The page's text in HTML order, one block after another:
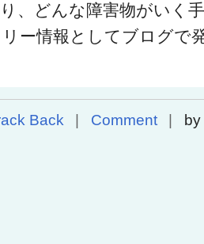
、どんな障害物がいく
ー情報としてブログで
Back Comment by